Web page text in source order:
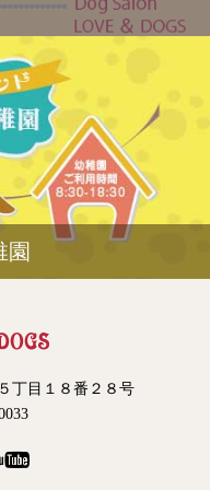
園
丁目１８番２８号